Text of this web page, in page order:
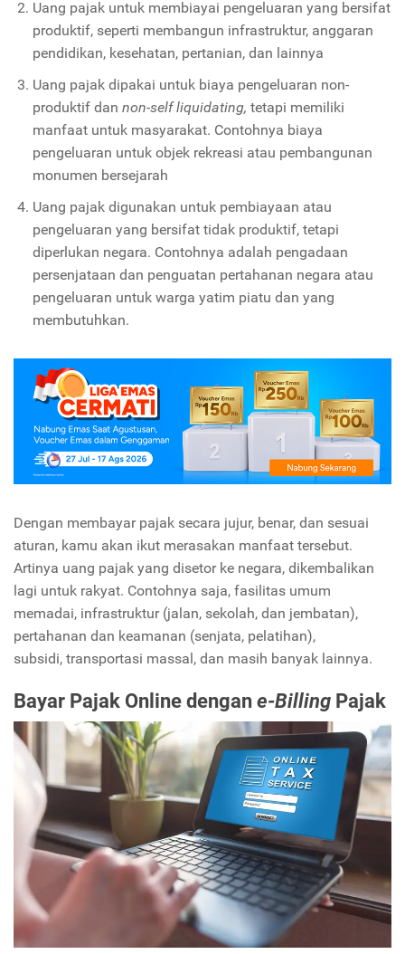
Uang pajak untuk membiayai pengeluaran yang bersifat
produktif, seperti membangun infrastruktur, anggaran
pendidikan, kesehatan, pertanian, dan lainnya
Uang pajak dipakai untuk biaya pengeluaran non-
produktif dan non-self liquidating, tetapi memiliki
manfaat untuk masyarakat. Contohnya biaya
pengeluaran untuk objek rekreasi atau pembangunan
monumen bersejarah
Uang pajak digunakan untuk pembiayaan atau
pengeluaran yang bersifat tidak produktif, tetapi
diperlukan negara. Contohnya adalah pengadaan
persenjataan dan penguatan pertahanan negara atau
pengeluaran untuk warga yatim piatu dan yang
membutuhkan.
Dengan membayar pajak secara jujur, benar, dan sesuai
aturan, kamu akan ikut merasakan manfaat tersebut.
Artinya uang pajak yang disetor ke negara, dikembalikan
lagi untuk rakyat. Contohnya saja, fasilitas umum
memadai, infrastruktur (jalan, sekolah, dan jembatan),
pertahanan dan keamanan (senjata, pelatihan),
subsidi, transportasi massal, dan masih banyak lainnya.
Bayar Pajak Online dengane-Billing Pajak